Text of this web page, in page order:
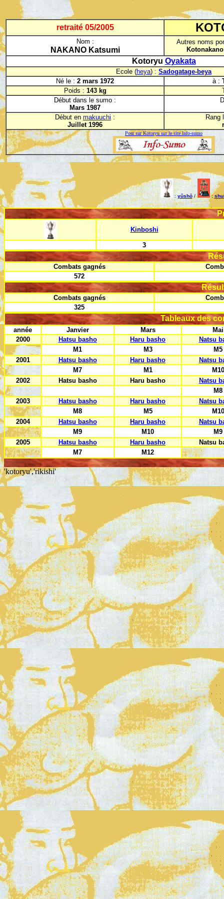
retraité 05/2005
Nom :
NAKANO Katsumi
Autres noms
Kotonakano
Kotoryu Oyakata
Ecole (heya) : Sadogatage-beya
Né le : 2 mars 1972 à :
Poids : 143 kg
Début dans le sumo :
Mars 1987
Début en makuuchi :
Juillet 1996
Rang
Post sur Kotoryu sur le site Info-sumo
:yûshô/ :
Kinboshi
3
Combats gagnés
572
Combats gagnés
325
Tableaux des
année Janvier Mars
Mai
2000
Hatsu basho Haru basho
Natsu
M1
M3
M5
2001
Hatsu basho Haru basho
Natsu
M7
M1
M10
2002
Hatsu basho Haru basho
Natsu
M8
2003
Hatsu basho Haru basho
Natsu
M8
M5
M10
2004
Hatsu basho Haru basho
Natsu
M9
M10
M9
2005
Hatsu basho Haru basho
Natsu
M7
M12
'kotoryu','rikishi'